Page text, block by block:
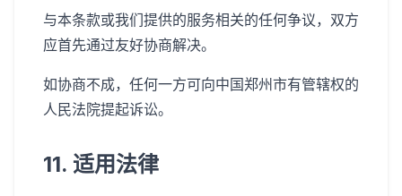
与本条款或我们提供的服务相关的任何争议，双方
应首先通过友好协商解决。
如协商不成，任何一方可向中国郑州市有管辖权的
人民法院提起诉讼。
11. 适用法律